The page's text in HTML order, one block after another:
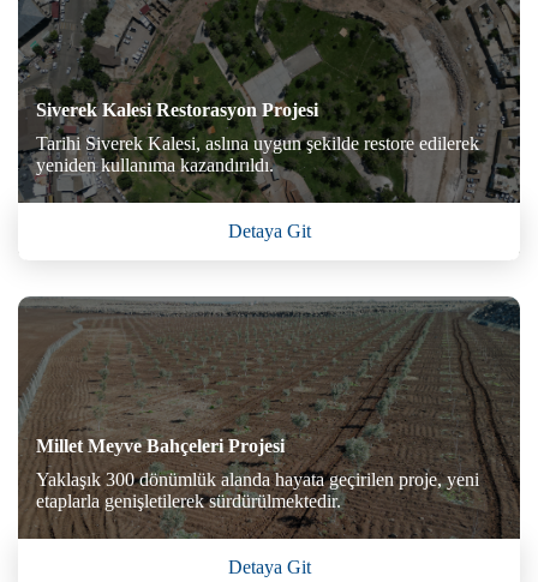
Siverek Kalesi Restorasyon Projesi
Tarihi Siverek Kalesi, aslına uygun şekilde restore edilerek
yeniden kullanıma kazandırıldı.
Detaya Git
Millet Meyve Bahçeleri Projesi
Yaklaşık 300 dönümlük alanda hayata geçirilen proje, yeni
etaplarla genişletilerek sürdürülmektedir.
Detaya Git